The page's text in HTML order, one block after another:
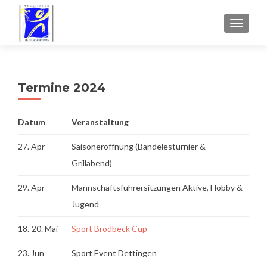
Termine 2024
Datum Veranstaltung
27. Apr
Saisoneröffnung (Bändelesturnier &
Grillabend)
29. Apr
Mannschaftsführersitzungen Aktive, Hobby &
Jugend
18.-20. Mai Sport Brodbeck Cup
23. Jun Sport Event Dettingen